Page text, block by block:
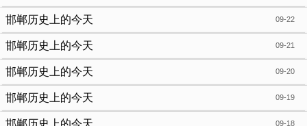
09-22
邯郸历史上的今天
09-21
邯郸历史上的今天
09-20
邯郸历史上的今天
09-19
邯郸历史上的今天
09-18
邯郸历史上的今天